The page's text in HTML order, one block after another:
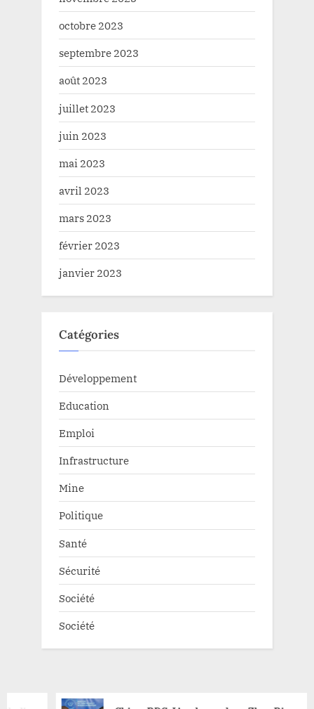
octobre 2023
septembre 2023
août 2023
juillet 2023
juin 2023
mai 2023
avril 2023
mars 2023
février 2023
janvier 2023
Catégories
Développement
Education
Emploi
Infrastructure
Mine
Politique
Santé
Sécurité
Société
Société